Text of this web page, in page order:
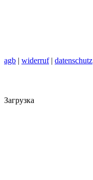
agb | widerruf| datenschutz
Загрузка